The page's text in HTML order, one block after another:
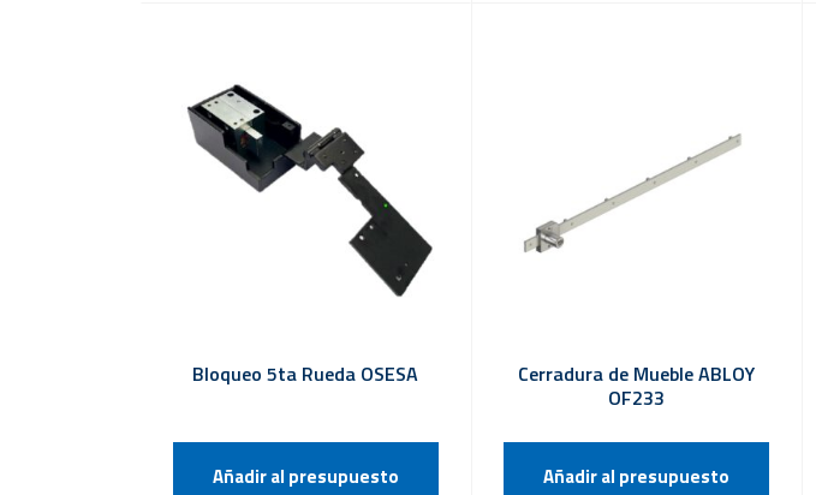
Bloqueo 5ta Rueda OSESA
Añadir al presupuesto
Cerradura de Mueble ABLOY
OF233
Añadir al presupuesto